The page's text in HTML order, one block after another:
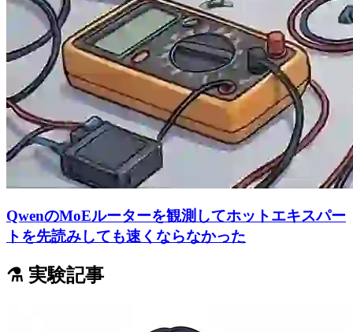
QwenのMoEルーターを観測してホットエキスパー
トを先読みしても速くならなかった
⚗️ 実験記事